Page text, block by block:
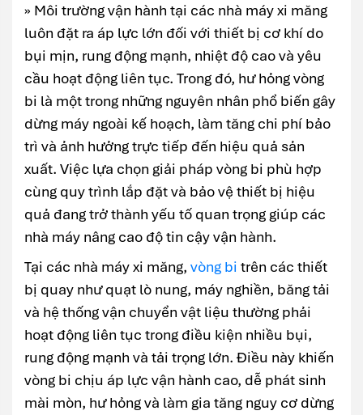
» Môi trường vận hành tại các nhà máy xi măng
luôn đặt ra áp lực lớn đối với thiết bị cơ khí do
bụi mịn, rung động mạnh, nhiệt độ cao và yêu
cầu hoạt động liên tục. Trong đó, hư hỏng vòng
bi là một trong những nguyên nhân phổ biến gây
dừng máy ngoài kế hoạch, làm tăng chi phí bảo
trì và ảnh hưởng trực tiếp đến hiệu quả sản
xuất. Việc lựa chọn giải pháp vòng bi phù hợp
cùng quy trình lắp đặt và bảo vệ thiết bị hiệu
quả đang trở thành yếu tố quan trọng giúp các
nhà máy nâng cao độ tin cậy vận hành.
Tại các nhà máy xi măng, vòng bi trên các thiết
bị quay như quạt lò nung, máy nghiền, băng tải
và hệ thống vận chuyển vật liệu thường phải
hoạt động liên tục trong điều kiện nhiều bụi,
rung động mạnh và tải trọng lớn. Điều này khiến
vòng bi chịu áp lực vận hành cao, dễ phát sinh
mài mòn, hư hỏng và làm gia tăng nguy cơ dừng